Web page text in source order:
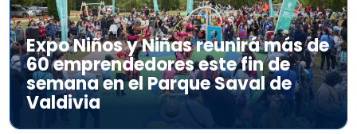
Expo Niños y Niñas reunirá más de
60 emprendedores este fin de
semana en el Parque Saval de
Valdivia